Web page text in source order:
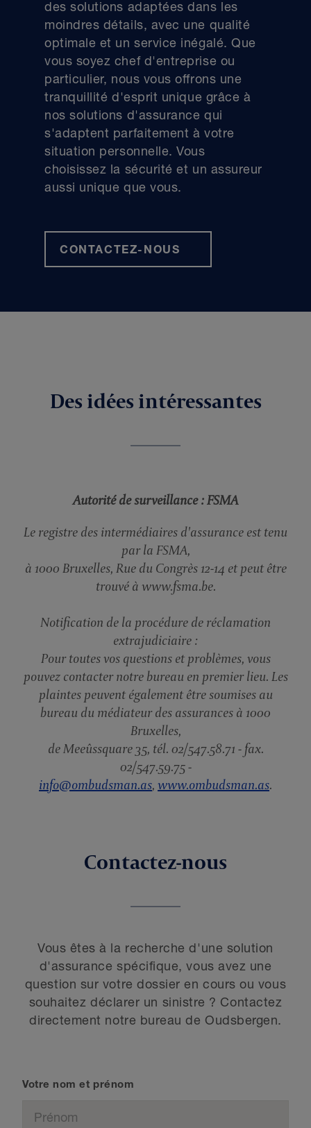
des solutions adaptées dans les
moindres détails, avec une qualité
optimale et un service inégalé. Que
vous soyez chef d'entreprise ou
particulier, nous vous offrons une
tranquillité d'esprit unique grâce à
nos solutions d'assurance qui
s'adaptent parfaitement à votre
situation personnelle. Vous
choisissez la sécurité et un assureur
aussi unique que vous.
CONTACTEZ-NOUS
Des idées intéressantes
Autorité de surveillance : FSMA
Le registre des intermédiaires d'assurance est tenu
par la FSMA,
à 1000 Bruxelles, Rue du Congrès 12-14 et peut être
trouvé à www.fsma.be.
Notification de la procédure de réclamation
extrajudiciaire :
Pour toutes vos questions et problèmes, vous
pouvez contacter notre bureau en premier lieu. Les
plaintes peuvent également être soumises au
bureau du médiateur des assurances à 1000
Bruxelles,
de Meeûssquare 35, tél. 02/547.58.71 - fax.
02/547.59.75 -
info@ombudsman.as,www.ombudsman.as.
Contactez-nous
Vous êtes à la recherche d'une solution
d'assurance spécifique, vous avez une
question sur votre dossier en cours ou vous
souhaitez déclarer un sinistre ? Contactez
directement notre bureau de Oudsbergen.
Votre nom et prénom